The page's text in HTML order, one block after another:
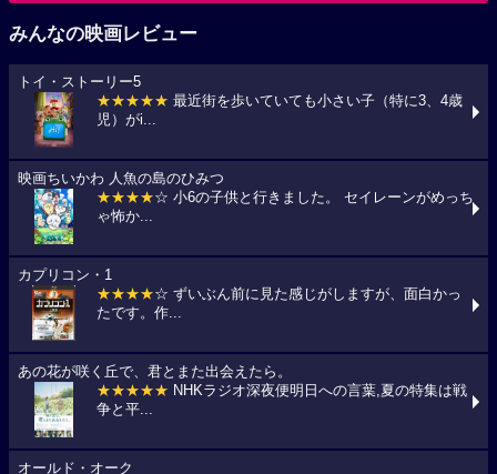
みんなの映画レビュー
トイ・ストーリー5
★★★★★ 最近街を歩いていても小さい子（特に3、4歳
児）がi...
映画ちいかわ 人魚の島のひみつ
★★★★☆ 小6の子供と行きました。 セイレーンがめっち
ゃ怖か...
カプリコン・1
★★★★☆ ずいぶん前に見た感じがしますが、面白かっ
たです。作...
あの花が咲く丘で、君とまた出会えたら。
★★★★★ NHKラジオ深夜便明日への言葉,夏の特集は戦
争と平...
オールド・オーク